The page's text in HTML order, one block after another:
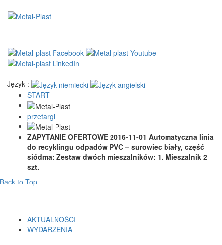
Język :
START
przetargi
ZAPYTANIE OFERTOWE 2016-11-01 Automatyczna linia
do recyklingu odpadów PVC – surowiec biały, część
siódma: Zestaw dwóch mieszalników: 1. Mieszalnik 2
szt.
Back to Top
AKTUALNOŚCI
WYDARZENIA